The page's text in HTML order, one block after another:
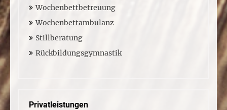
Wochenbettbetreuung
Wochenbettambulanz
Stillberatung
Rückbildungsgymnastik
Privatleistungen